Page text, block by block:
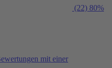
(22) 80%
mit einer